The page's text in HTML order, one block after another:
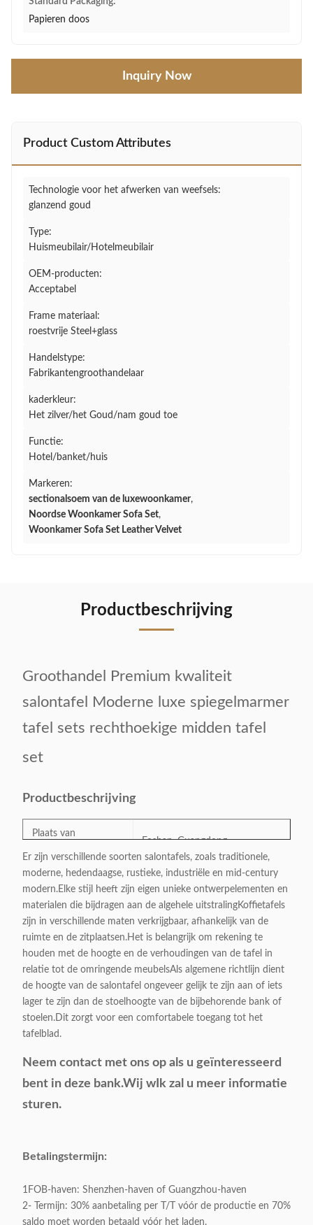
Papieren doos
Inquiry Now
Product Custom Attributes
Technologie voor het afwerken van weefsels:
glanzend goud
Type:
Huismeubilair/Hotelmeubilair
OEM-producten:
Acceptabel
Frame materiaal:
roestvrije Steel+glass
Handelstype:
Fabrikantengroothandelaar
kaderkleur:
Het zilver/het Goud/nam goud toe
Functie:
Hotel/banket/huis
Markeren:
sectionalsoem van de luxewoonkamer,
Noordse Woonkamer Sofa Set,
Woonkamer Sofa Set Leather Velvet
Productbeschrijving
Groothandel Premium kwaliteit
salontafel Moderne luxe spiegelmarmer
tafel sets rechthoekige midden tafel
set
Productbeschrijving
Plaats van
Foshan, Guangdong
Modelnummer: DF-013
Categorie:
Middentafel in de eetkamer,
woonkamermeubelen
Stijl: Moderne/Light-Classic
Kleur: Facultatief
Basismateriaal: 201 roestvrij staal
Verpakking: 1 stuk / 1 karton
Er zijn verschillende soorten salontafels, zoals traditionele,
moderne, hedendaagse, rustieke, industriële en mid-century
modern.Elke stijl heeft zijn eigen unieke ontwerpelementen en
materialen die bijdragen aan de algehele uitstralingKoffietafels
zijn in verschillende maten verkrijgbaar, afhankelijk van de
ruimte en de zitplaatsen.Het is belangrijk om rekening te
houden met de hoogte en de verhoudingen van de tafel in
relatie tot de omringende meubelsAls algemene richtlijn dient
de hoogte van de salontafel ongeveer gelijk te zijn aan of iets
lager te zijn dan de stoelhoogte van de bijbehorende bank of
stoelen.Dit zorgt voor een comfortabele toegang tot het
tafelblad.
Neem contact met ons op als u geïnteresseerd
bent in deze bank.Wij w Ik zal u meer informatie
sturen.
Betalingstermijn:
1FOB-haven: Shenzhen-haven of Guangzhou-haven
2- Termijn: 30% aanbetaling per T/T vóór de productie en 70%
saldo moet worden betaald vóór het laden.